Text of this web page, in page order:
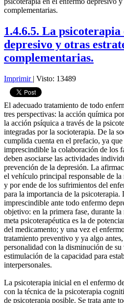
complementarias.
1.4.6.5. La
depresivo y otras
complementarias.
Imprimir | Visto: 13489
El adecuado tratamiento de todo
tres perspectivas: la acción química
la acción psíquica a través de la
integradas por la socioterapia. De la
cumplida cuenta en el prefacio, ya
imprescindible la colaboración de los
deben asociarse las actividades
prevención de la depresión. La
el vehículo principal responsable de
y por ende de los sufrimientos del
para la importancia de la psicoterapia.
imprescindible ante todo enfermo
objetivo: en la primera fase, durante
meta psicoterapéutica es la de
del medicamento; y una vez el
tratamiento preventivo y ya algo
personalidad con la disminución de
estimulación de la capacidad para
interpersonales.
La psicoterapia inicial en el enfermo
con la técnica de la psicoterapia
de psicoterapia posible. Se trata ante